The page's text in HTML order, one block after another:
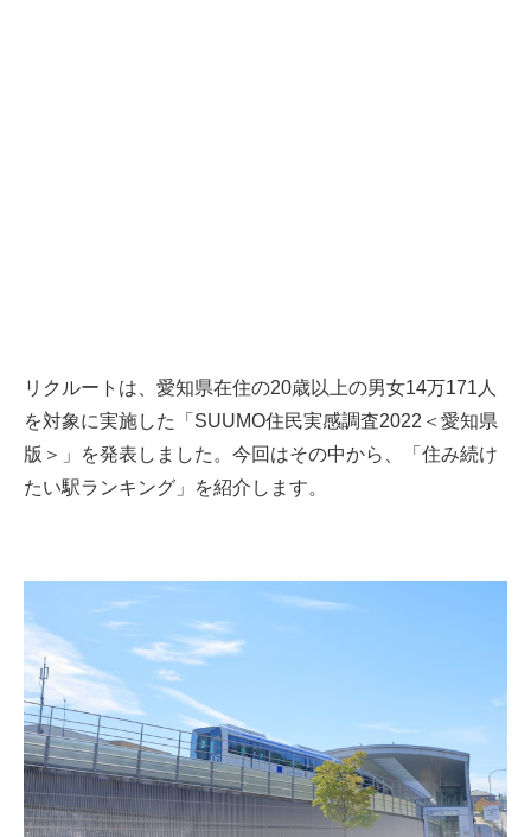
リクルートは、愛知県在住の20歳以上の男女14万171人
を対象に実施した「SUUMO住民実感調査2022＜愛知県
版＞」を発表しました。今回はその中から、「住み続け
たい駅ランキング」を紹介します。